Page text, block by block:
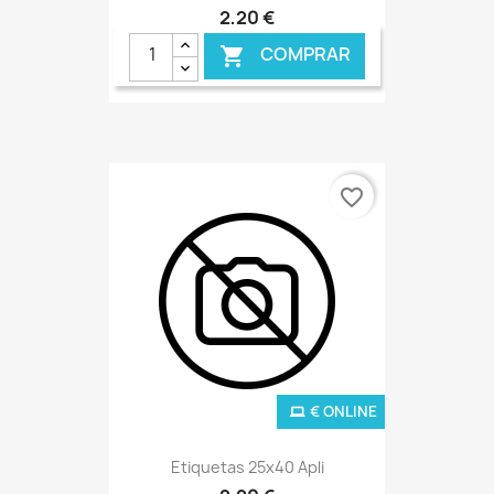
2,20 €
 COMPRAR
Etiquetas 25x40 Apli
€ ONLINE
favorite_border